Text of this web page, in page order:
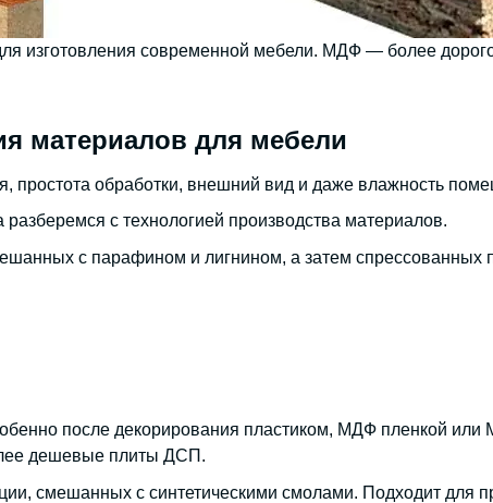
современной мебели. МДФ — более
материалов для мебели
обработки, внешний вид и даже влажность
с технологией производства материалов.
с парафином и лигнином, а затем спрессованных
после декорирования пластиком, МДФ пленкой или
дешевые плиты ДСП.
смешанных с синтетическими смолами. Подходит для